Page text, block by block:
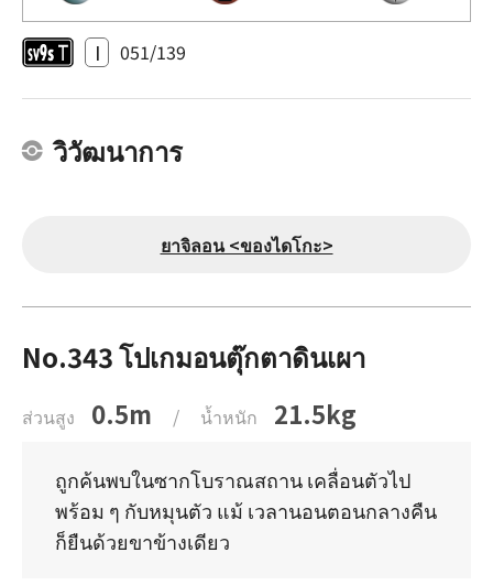
I 051/139
วิวัฒนาการ
ยาจิลอน <ของไดโกะ>
No.343 โปเกมอนตุ๊กตาดินเผา
ส่วนสูง 0.5m / น้ำหนัก 21.5kg
ถูกค้นพบในซากโบราณสถาน เคลื่อนตัวไป
พร้อม ๆ กับหมุนตัว แม้ เวลานอนตอนกลางคืน
ก็ยืนด้วยขาข้างเดียว